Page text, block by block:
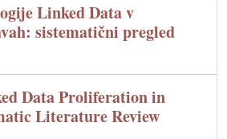
Linked Data v
sistematični pregled
Data Proliferation in
Literature Review